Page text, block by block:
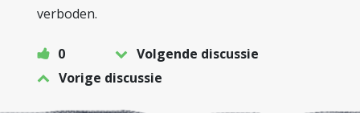
verboden.
0
Volgende discussie
Vorige discussie